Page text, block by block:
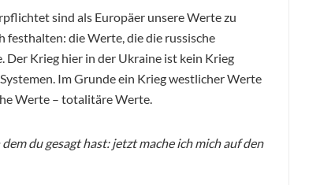
sind als Europäer unsere Werte zu
festhalten: die Werte, die die russische
Krieg hier in der Ukraine ist kein Krieg
Im Grunde ein Krieg westlicher Werte
Werte – totalitäre Werte.
du gesagt hast: jetzt mache ich mich auf den